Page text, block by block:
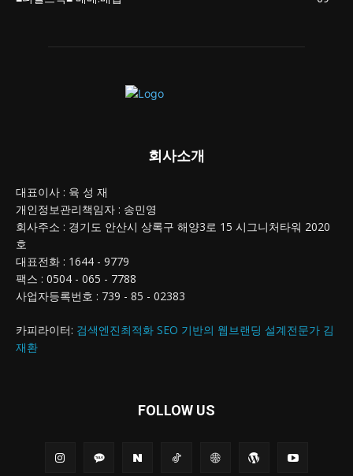
회사소개
대표이사 : 육 성 재
개인정보관리책임자 : 송민영
회사주소 : 경기도 안산시 상록구 해양3로 15 시그니처타워 2020
호
대표전화 : 1644 - 9779
팩스 : 0504 - 065 - 7788
사업자등록번호 : 739 - 85 - 02383
카피라이터: 검색엔진최적화 SEO 기반의 웹브랜딩 설계전문가 김
재환
FOLLOW US